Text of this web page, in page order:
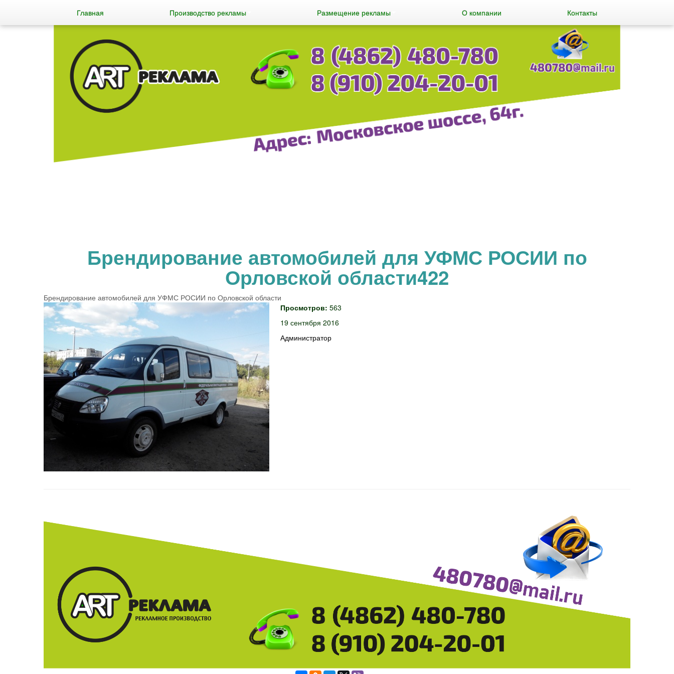
Главная Производство рекламы Размещение рекламы О компании Контакты
Брендирование автомобилей для УФМС РОСИИ по
Орловской области422
Брендирование автомобилей для УФМС РОСИИ по Орловской области
Просмотров: 563
19 сентября 2016
Администратор